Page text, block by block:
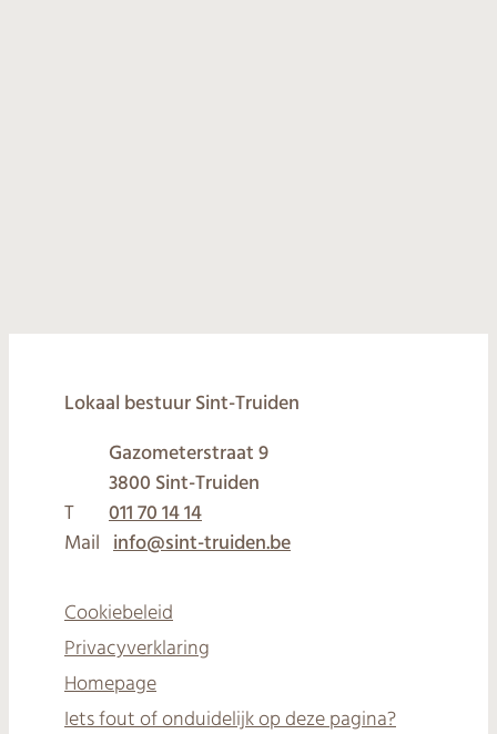
© 2026
Lokaal bestuur Sint-Truiden
Gazometerstraat 9
,
3800 Sint-Truiden
T
011 70 14 14
Mail
info@sint-truiden.be
Cookiebeleid
Privacyverklaring
Homepage
Iets fout of onduidelijk op deze pagina?